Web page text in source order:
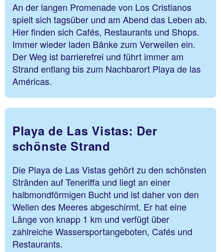
An der langen Promenade von Los Cristianos
spielt sich tagsüber und am Abend das Leben ab.
Hier finden sich Cafés, Restaurants und Shops.
Immer wieder laden Bänke zum Verweilen ein.
Der Weg ist barrierefrei und führt immer am
Strand entlang bis zum Nachbarort Playa de las
Américas.
Playa de Las Vistas: Der
schönste Strand
Die Playa de Las Vistas gehört zu den schönsten
Stränden auf Teneriffa und liegt an einer
halbmondförmigen Bucht und ist daher von den
Wellen des Meeres abgeschirmt. Er hat eine
Länge von knapp 1 km und verfügt über
zahlreiche Wassersportangeboten, Cafés und
Restaurants.